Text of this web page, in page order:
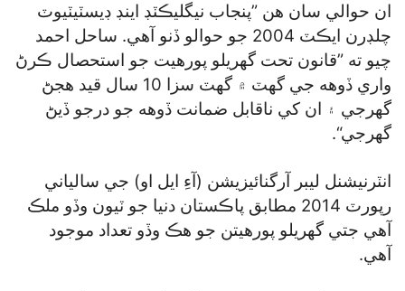
ان حوالي سان هن ”پنجاب نيگليڪٽڊ اينڊ ڊيسٽيٽيوٽ
چلڊرن ايڪٽ 2004 جو حوالو ڏنو آهي. ساحل احمد
چيو ته ”قانون تحت گھريلو پورهيت جو استحصال ڪرڻ
واري ڏوهه جي گھٽ ۾ گھٽ سزا 10 سال قيد هجڻ
گھرجي ۽ ان کي ناقابل ضمانت ڏوهه جو درجو ڏيڻ
گھرجي“.
انٽرنيشنل ليبر آرگنائيزيشن (آءِ ايل او) جي سالياني
رپورٽ 2014 مطابق پاڪستان دنيا جو ٽيون وڏو ملڪ
آهي جتي گھريلو پورهيتن جو هڪ وڏو تعداد موجود
آهي.